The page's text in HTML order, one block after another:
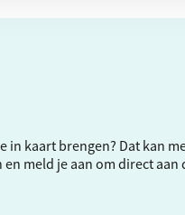
in kaart brengen? Dat kan
meld je aan om direct aan